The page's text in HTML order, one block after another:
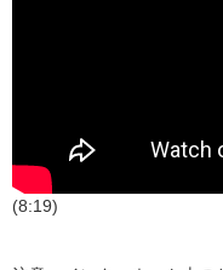
(8:19)